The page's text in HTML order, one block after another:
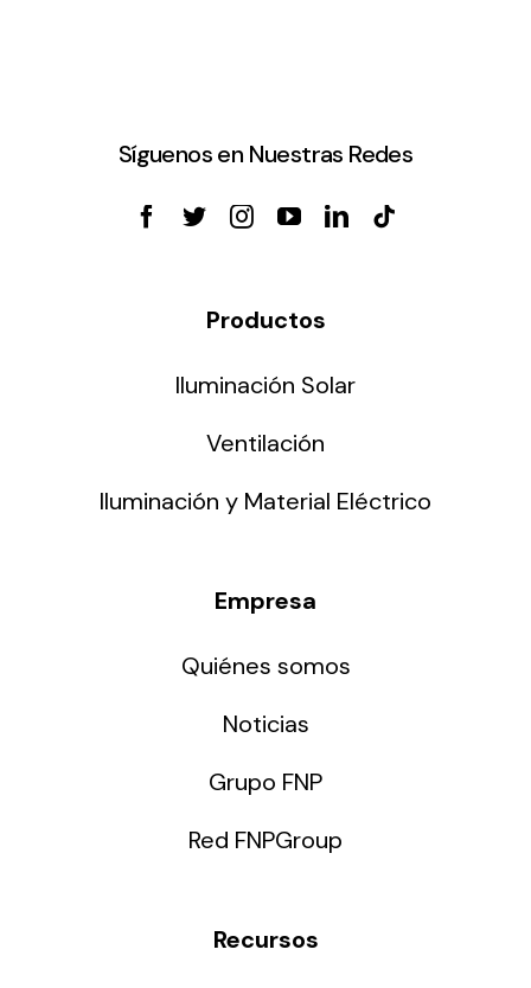
Síguenos en Nuestras Redes
Productos
Iluminación Solar
Ventilación
Iluminación y Material Eléctrico
Empresa
Quiénes somos
Noticias
Grupo FNP
Red FNPGroup
Recursos